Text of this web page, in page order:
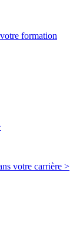
formation
votre carrière >